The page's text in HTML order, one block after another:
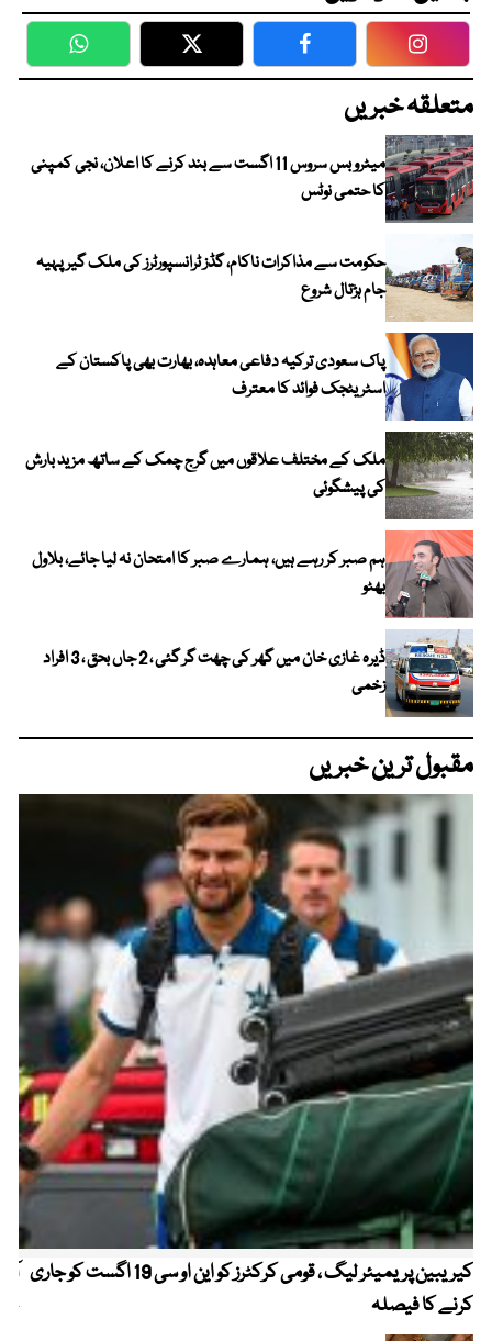
WhatsApp Twitter Facebook
متعلقہ خبریں
میٹرو بس سروس 11 اگست سے بند کرنے کا اعلان، نجی کمپنی
کا حتمی نوٹس
حکومت سے مذاکرات ناکام، گڈز ٹرانسپورٹرز کی ملک گیر پہیہ
جام ہڑتال شروع
پاک سعودی ترکیہ دفاعی معاہدہ، بھارت بھی پاکستان کے
اسٹریٹجک فوائد کا معترف
ملک کے مختلف علاقوں میں گرج چمک کے ساتھ مزید بارش
کی پیشگوئی
ہم صبر کر رہے ہیں، ہمارے صبر کا امتحان نہ لیا جائے، بلاول
بھٹو
ڈیرہ غازی خان میں گھر کی چھت گر گئی ، 2 جاں بحق ، 3 افراد
زخمی
مقبول ترین خبریں
کیریبین پریمیئر لیگ ، قومی کرکٹرز کو این او سی 19 اگست کو جاری
کرنے کا فیصلہ